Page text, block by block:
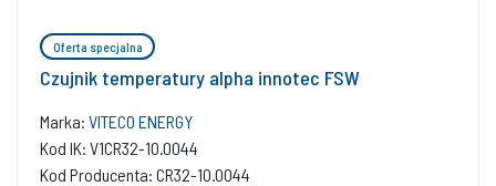
Oferta specjalna
Czujnik temperatury alpha innotec FSW
Marka: VITECO ENERGY
Kod IK: V1CR32-10.0044
Kod Producenta: CR32-10.0044